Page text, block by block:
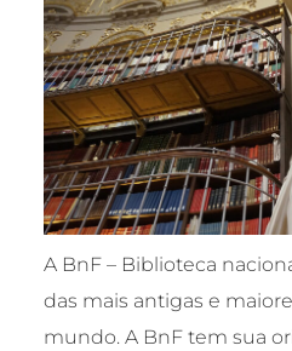
A BnF – Biblioteca
das mais antigas e
mundo. A BnF tem sua